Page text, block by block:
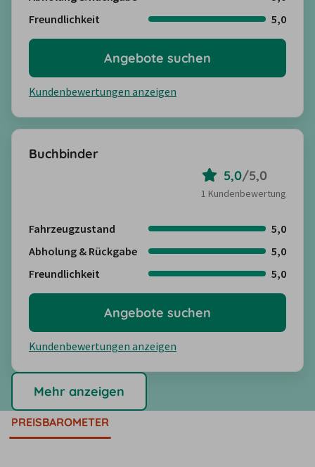
Freundlichkeit
5,0
Kundenbewertungen anzeigen
Angebote suchen
Buchbinder
5,0/5,0
1 Kundenbewertung
Fahrzeugzustand
5,0
Abholung & Rückgabe
5,0
Freundlichkeit
5,0
Kundenbewertungen anzeigen
Angebote suchen
Mehr anzeigen
PREISBAROMETER